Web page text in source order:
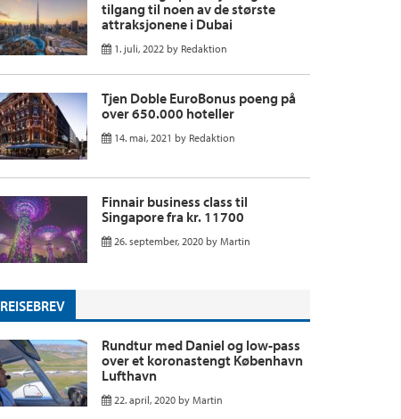
tilgang til noen av de største
attraksjonene i Dubai
1. juli, 2022 by Redaktion
Tjen Doble EuroBonus poeng på
over 650.000 hoteller
14. mai, 2021 by Redaktion
Finnair business class til
Singapore fra kr. 11700
26. september, 2020 by Martin
REISEBREV
Rundtur med Daniel og low-pass
over et koronastengt København
Lufthavn
22. april, 2020 by Martin